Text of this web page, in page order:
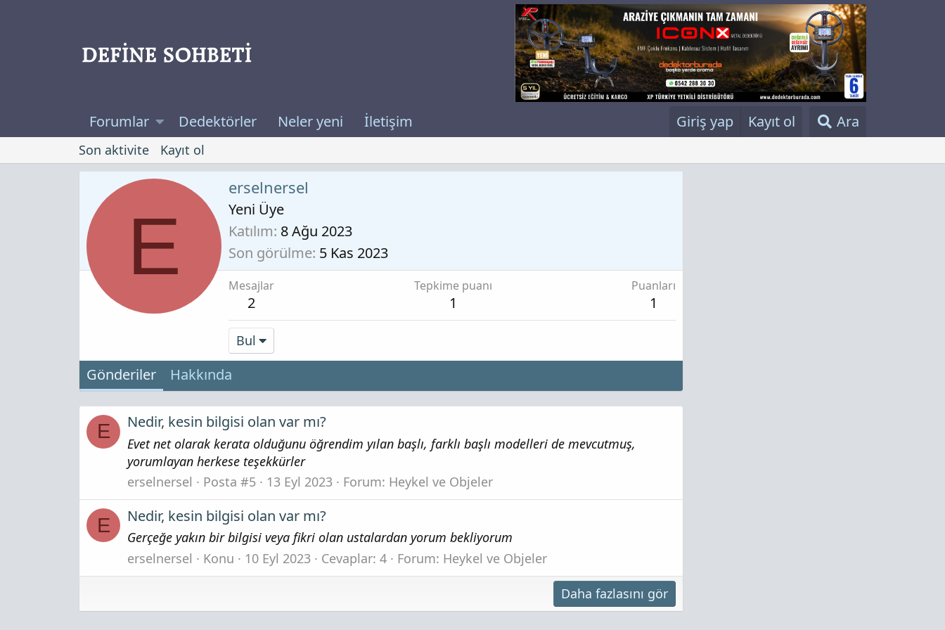
Forumlar Dedektörler Neler yeni İletişim Giriş yap Kayıt ol Ara
Son aktivite Kayıt ol
E
erselnersel
Yeni Üye
Katılım 8 Ağu 2023
Son görülme 5 Kas 2023
Mesajlar
2
Tepkime puanı
1
Puanları
1
Bul
Gönderiler Hakkında
E Nedir, kesin bilgisi olan var mı?
Evet net olarak kerata olduğunu öğrendim yılan başlı, farklı başlı modelleri de mevcutmuş,
yorumlayan herkese teşekkürler
erselnersel
Posta #5 13 Eyl 2023 Forum: Heykel ve Objeler
E Nedir, kesin bilgisi olan var mı?
Gerçeğe yakın bir bilgisi veya fikri olan ustalardan yorum bekliyorum
erselnersel
Konu 10 Eyl 2023 Cevaplar: 4 Forum: Heykel ve Objeler
Daha fazlasını gör